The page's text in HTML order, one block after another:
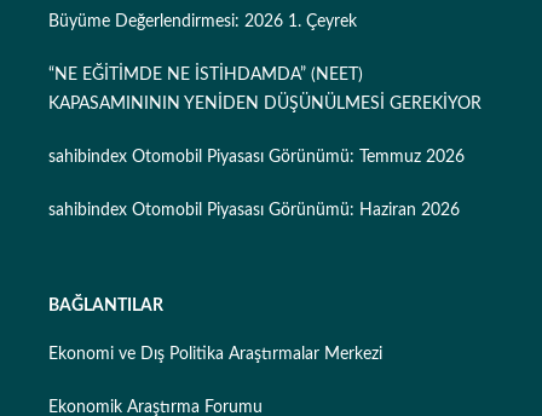
Büyüme Değerlendirmesi: 2026 1. Çeyrek
“NE EĞİTİMDE NE İSTİHDAMDA” (NEET)
KAPASAMINININ YENİDEN DÜŞÜNÜLMESİ GEREKİYOR
sahibindex Otomobil Piyasası Görünümü: Temmuz 2026
sahibindex Otomobil Piyasası Görünümü: Haziran 2026
BAĞLANTILAR
Ekonomi ve Dış Politika Araştırmalar Merkezi
Ekonomik Araştırma Forumu